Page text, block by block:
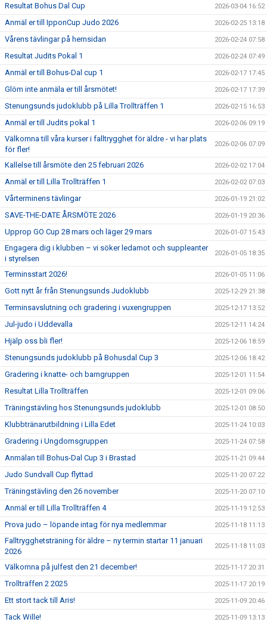
Resultat Bohus Dal Cup 2026-03-04 16:52
Anmäl er till IpponCup Judo 2026 2026-02-25 13:18
Vårens tävlingar på hemsidan 2026-02-24 07:58
Resultat Judits Pokal 1 2026-02-24 07:49
Anmäl er till Bohus-Dal cup 1 2026-02-17 17:45
Glöm inte anmäla er till årsmötet! 2026-02-17 17:39
Stenungsunds judoklubb på Lilla Trollträffen 1 2026-02-15 16:53
Anmäl er till Judits pokal 1 2026-02-06 09:19
Välkomna till våra kurser i falltrygghet för äldre - vi har plats
för fler!
2026-02-06 07:09
Kallelse till årsmöte den 25 februari 2026 2026-02-02 17:04
Anmäl er till Lilla Trollträffen 1 2026-02-02 07:03
Vårterminens tävlingar 2026-01-19 21:02
SAVE-THE-DATE ÅRSMÖTE 2026 2026-01-19 20:36
Upprop GO Cup 28 mars och läger 29 mars 2026-01-07 15:43
Engagera dig i klubben – vi söker ledamot och suppleanter
i styrelsen
2026-01-05 18:35
Terminsstart 2026! 2026-01-05 11:06
Gott nytt år från Stenungsunds Judoklubb 2025-12-29 21:38
Terminsavslutning och gradering i vuxengruppen 2025-12-17 13:52
Jul-judo i Uddevalla 2025-12-11 14:24
Hjälp oss bli fler! 2025-12-06 18:59
Stenungsunds judoklubb på Bohusdal Cup 3 2025-12-06 18:42
Gradering i knatte- och barngruppen 2025-12-01 11:54
Resultat Lilla Trollträffen 2025-12-01 09:06
Träningstävling hos Stenungsunds judoklubb 2025-12-01 08:50
Klubbtränarutbildning i Lilla Edet 2025-11-24 10:03
Gradering i Ungdomsgruppen 2025-11-24 07:58
Anmälan till Bohus-Dal Cup 3 i Brastad 2025-11-21 09:44
Judo Sundvall Cup flyttad 2025-11-20 07:22
Träningstävling den 26 november 2025-11-20 07:10
Anmäl er till Lilla Trollträffen 4 2025-11-19 12:53
Prova judo – löpande intag för nya medlemmar 2025-11-18 11:13
Falltrygghetsträning för äldre – ny termin startar 11 januari
2026
2025-11-18 11:03
Välkomna på julfest den 21 december! 2025-11-17 20:31
Trollträffen 2 2025 2025-11-17 20:19
Ett stort tack till Aris! 2025-11-09 20:46
Tack Wille! 2025-11-09 13:13